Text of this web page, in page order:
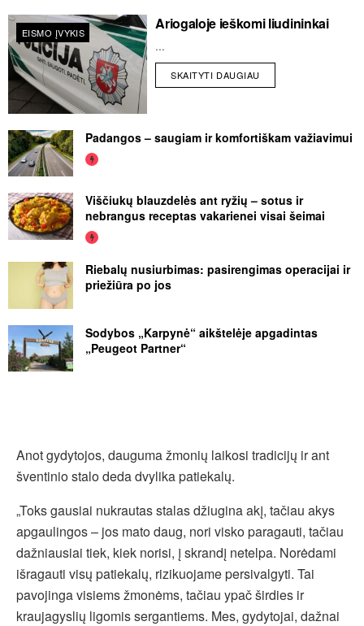
EISMO ĮVYKIS Ariogaloje ieškomi liudininkai
...
SKAITYTI DAUGIAU
Padangos – saugiam ir komfortiškam važiavimui
Viščiukų blauzdelės ant ryžių – sotus ir
nebrangus receptas vakarienei visai šeimai
Riebalų nusiurbimas: pasirengimas operacijai ir
priežiūra po jos
Sodybos „Karpynė“ aikštelėje apgadintas
„Peugeot Partner“
Anot gydytojos, dauguma žmonių laikosi tradicijų ir ant
šventinio stalo deda dvylika patiekalų.
„Toks gausiai nukrautas stalas džiugina akį, tačiau akys
apgaulingos – jos mato daug, nori visko paragauti, tačiau
dažniausiai tiek, kiek norisi, į skrandį netelpa. Norėdami
išragauti visų patiekalų, rizikuojame persivalgyti. Tai
pavojinga visiems žmonėms, tačiau ypač širdies ir
kraujagyslių ligomis sergantiems. Mes, gydytojai, dažnai